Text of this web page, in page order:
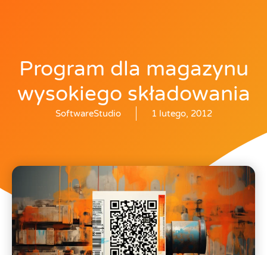
Program dla magazynu
wysokiego składowania
SoftwareStudio 1 lutego, 2012